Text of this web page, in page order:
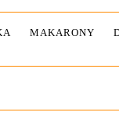
MAKARONY